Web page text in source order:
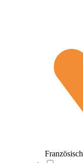
Französisch